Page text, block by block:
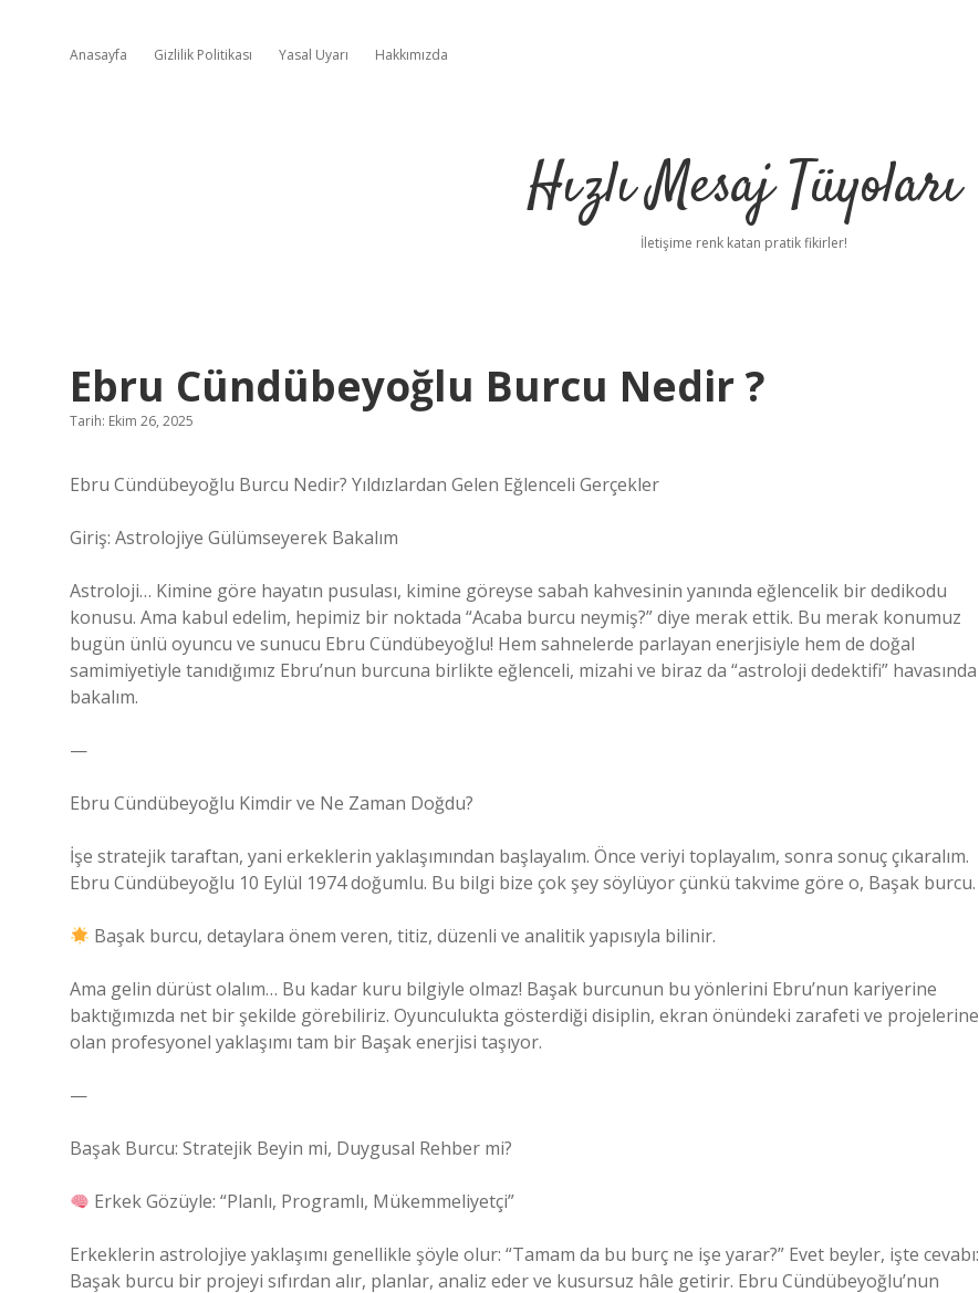
Anasayfa Gizlilik Politikası Yasal Uyarı Hakkımızda
Hızlı Mesaj Tüyoları
İletişime renk katan pratik fikirler!
Ebru Cündübeyoğlu Burcu Nedir ?
Tarih: Ekim 26, 2025
Ebru Cündübeyoğlu Burcu Nedir? Yıldızlardan Gelen Eğlenceli Gerçekler
Giriş: Astrolojiye Gülümseyerek Bakalım
Astroloji… Kimine göre hayatın pusulası, kimine göreyse sabah kahvesinin yanında eğlencelik bir dedikodu
konusu. Ama kabul edelim, hepimiz bir noktada “Acaba burcu neymiş?” diye merak ettik. Bu merak konumuz
bugün ünlü oyuncu ve sunucu Ebru Cündübeyoğlu! Hem sahnelerde parlayan enerjisiyle hem de doğal
samimiyetiyle tanıdığımız Ebru’nun burcuna birlikte eğlenceli, mizahi ve biraz da “astroloji dedektifi” havasında
bakalım.
—
Ebru Cündübeyoğlu Kimdir ve Ne Zaman Doğdu?
İşe stratejik taraftan, yani erkeklerin yaklaşımından başlayalım. Önce veriyi toplayalım, sonra sonuç çıkaralım.
Ebru Cündübeyoğlu 10 Eylül 1974 doğumlu. Bu bilgi bize çok şey söylüyor çünkü takvime göre o, Başak burcu.
Başak burcu, detaylara önem veren, titiz, düzenli ve analitik yapısıyla bilinir.
Ama gelin dürüst olalım… Bu kadar kuru bilgiyle olmaz! Başak burcunun bu yönlerini Ebru’nun kariyerine
baktığımızda net bir şekilde görebiliriz. Oyunculukta gösterdiği disiplin, ekran önündeki zarafeti ve projelerine
olan profesyonel yaklaşımı tam bir Başak enerjisi taşıyor.
—
Başak Burcu: Stratejik Beyin mi, Duygusal Rehber mi?
Erkek Gözüyle: “Planlı, Programlı, Mükemmeliyetçi”
Erkeklerin astrolojiye yaklaşımı genellikle şöyle olur: “Tamam da bu burç ne işe yarar?” Evet beyler, işte cevabı:
Başak burcu bir projeyi sıfırdan alır, planlar, analiz eder ve kusursuz hâle getirir. Ebru Cündübeyoğlu’nun